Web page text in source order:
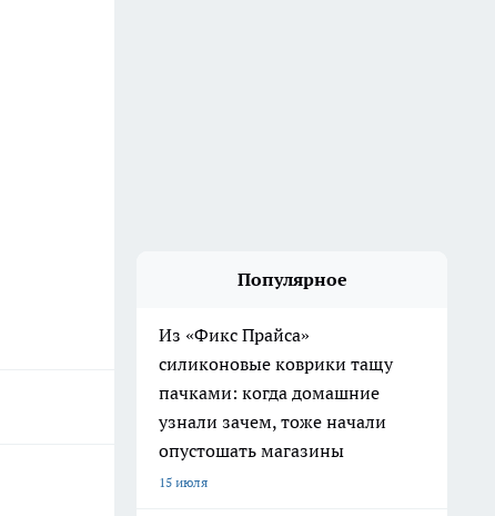
Популярное
Из «Фикс Прайса»
силиконовые коврики тащу
пачками: когда домашние
узнали зачем, тоже начали
опустошать магазины
15 июля